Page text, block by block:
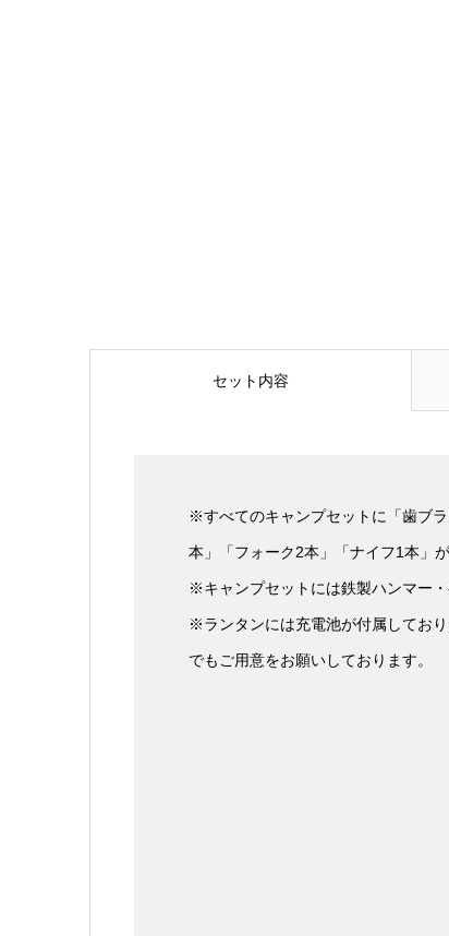
セット内容
※すべてのキャンプセットに「歯ブ
本」「フォーク2本」「ナイフ1本」
※キャンプセットには鉄製ハンマー・
※ランタンには充電池が付属してお
でもご用意をお願いしております。